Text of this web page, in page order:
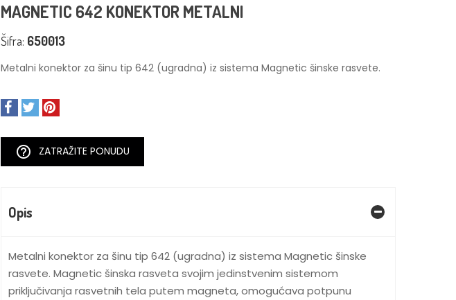
MAGNETIC 642 KONEKTOR METALNI
Šifra: 650013
Metalni konektor za šinu tip 642 (ugradna) iz sistema Magnetic šinske rasvete.
help_outline ZATRAŽITE PONUDU
Opis
Metalni konektor za šinu tip 642 (ugradna) iz sistema Magnetic šinske
rasvete. Magnetic šinska rasveta svojim jedinstvenim sistemom
priključivanja rasvetnih tela putem magneta, omogućava potpunu